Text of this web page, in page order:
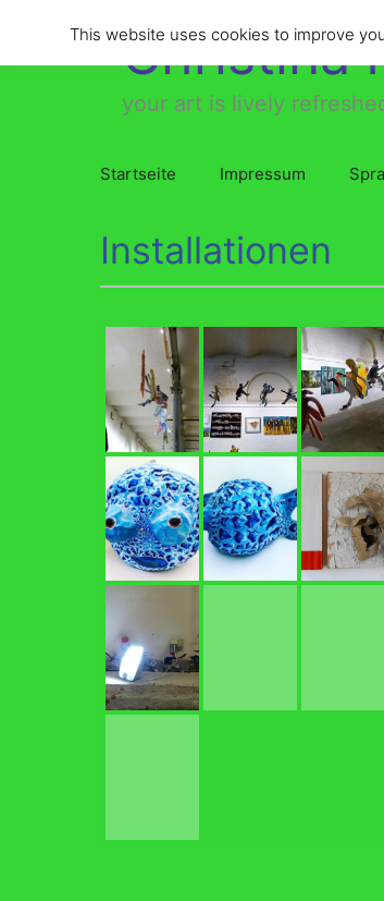
springen
Christina
your art is lively
Startseite Impressum
Installationen
This website uses cookies to improve